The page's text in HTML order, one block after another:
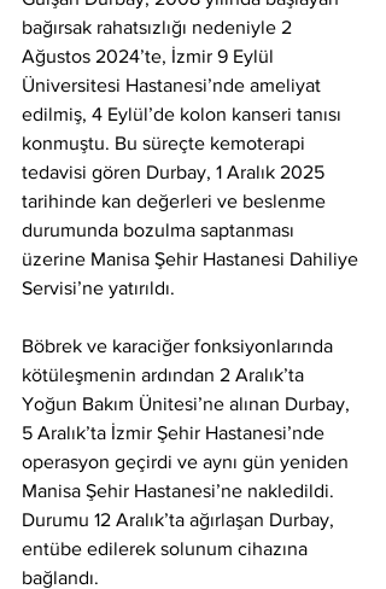
bağırsak rahatsızlığı nedeniyle 2
Ağustos 2024’te, İzmir 9 Eylül
Üniversitesi Hastanesi’nde ameliyat
edilmiş, 4 Eylül’de kolon kanseri tanısı
konmuştu. Bu süreçte kemoterapi
tedavisi gören Durbay, 1 Aralık 2025
tarihinde kan değerleri ve beslenme
durumunda bozulma saptanması
üzerine Manisa Şehir Hastanesi Dahiliye
Servisi’ne yatırıldı.
Böbrek ve karaciğer fonksiyonlarında
kötüleşmenin ardından 2 Aralık’ta
Yoğun Bakım Ünitesi’ne alınan Durbay,
5 Aralık’ta İzmir Şehir Hastanesi’nde
operasyon geçirdi ve aynı gün yeniden
Manisa Şehir Hastanesi’ne nakledildi.
Durumu 12 Aralık’ta ağırlaşan Durbay,
entübe edilerek solunum cihazına
bağlandı.